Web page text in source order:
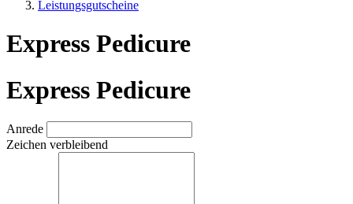
Leistungsgutscheine
Express Pedicure
Express Pedicure
Anrede
Zeichen verbleibend